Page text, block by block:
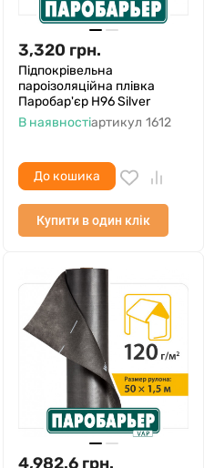
3,320 грн.
Підпокрівельна
пароізоляційна плівка
Паробар'єр Н96 Silver
В наявностіартикул 1612
До кошика
Купити в один клік
4,982.6 грн.